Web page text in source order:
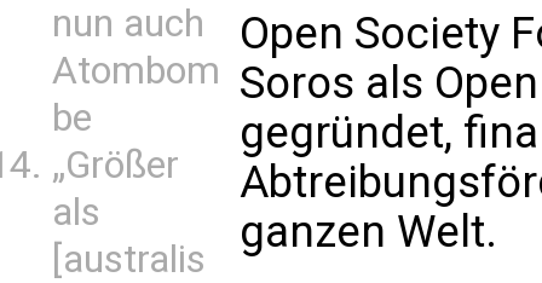
nun auch
Atombom
be
„Größer
als
[australis
Open Society
Soros als
gegründet,
ganzen Welt.